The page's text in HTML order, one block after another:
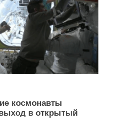
космонавты
в открытый